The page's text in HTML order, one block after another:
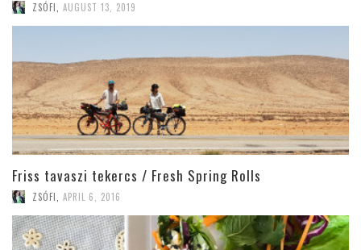
ZSÓFI AUGUST 13, 2019
Friss tavaszi tekercs / Fresh Spring Rolls
ZSÓFI APRIL 6, 2016